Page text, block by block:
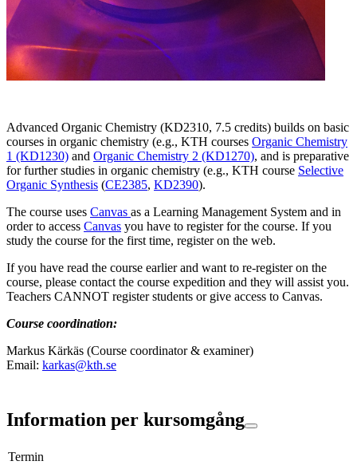
Advanced Organic Chemistry (KD2310, 7.5 credits) builds on basic
courses in organic chemistry (e.g., KTH courses Organic Chemistry
1 (KD1230) and Organic Chemistry 2 (KD1270), and is preparative
for further studies in organic chemistry (e.g., KTH course Selective
Organic Synthesis (CE2385, KD2390).
The course uses Canvas as a Learning Management System and in
order to access Canvas you have to register for the course. If you
study the course for the first time, register on the web.
If you have read the course earlier and want to re-register on the
course, please contact the course expedition and they will assist you.
Teachers CANNOT register students or give access to Canvas.
Course coordination:
Markus Kärkäs (Course coordinator & examiner)
Email: karkas@kth.se
Information per kursomgång
Termin